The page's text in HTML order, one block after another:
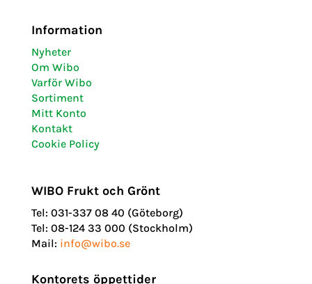
Information
Nyheter
Om Wibo
Varför Wibo
Sortiment
Mitt Konto
Kontakt
Cookie Policy
WIBO Frukt och Grönt
Tel: 031-337 08 40 (Göteborg)
Tel: 08-124 33 000 (Stockholm)
Mail: info@wibo.se
Kontorets öppettider